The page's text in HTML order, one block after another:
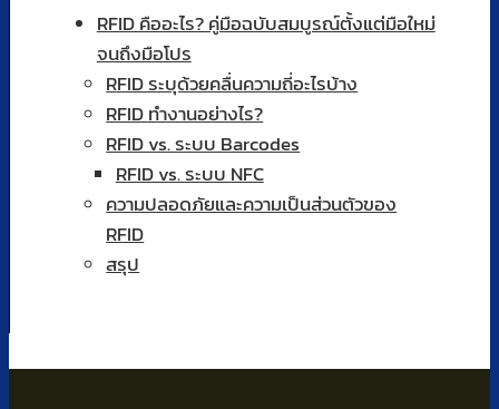
RFID คืออะไร? คู่มือฉบับสมบูรณ์ตั้งแต่มือใหม่
จนถึงมือโปร
RFID ระบุด้วยคลื่นความถี่อะไรบ้าง
RFID ทำงานอย่างไร?
RFID vs. ระบบ Barcodes
RFID vs. ระบบ NFC
ความปลอดภัยและความเป็นส่วนตัวของ
RFID
สรุป